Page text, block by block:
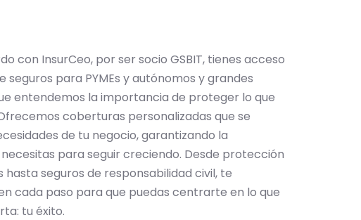
con InsurCeo, por ser socio GSBIT, tienes acceso
seguros para PYMEs y autónomos y grandes
entendemos la importancia de proteger lo que
coberturas personalizadas que se
de tu negocio, garantizando la
para seguir creciendo. Desde protección
seguros de responsabilidad civil, te
cada paso para que puedas centrarte en lo que
tu éxito.